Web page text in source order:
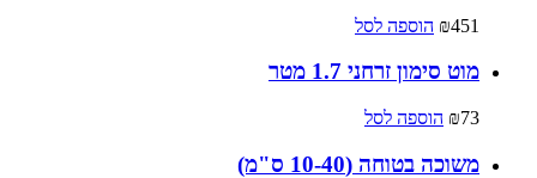
₪451 הוספה לסל
מוט סימון זרחני 1.7 מטר
₪73 הוספה לסל
משוכה בטוחה (10-40 ס"מ)